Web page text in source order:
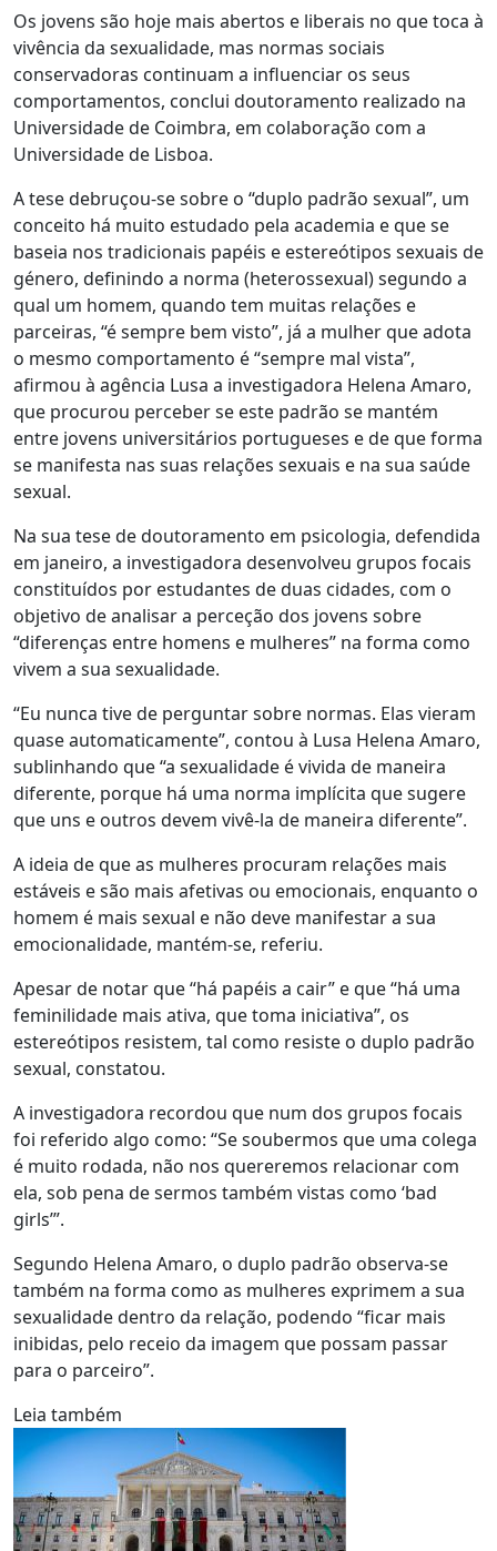
Os jovens são hoje mais abertos e liberais no que toca à
vivência da sexualidade, mas normas sociais
conservadoras continuam a influenciar os seus
comportamentos, conclui doutoramento realizado na
Universidade de Coimbra, em colaboração com a
Universidade de Lisboa.
A tese debruçou-se sobre o “duplo padrão sexual”, um
conceito há muito estudado pela academia e que se
baseia nos tradicionais papéis e estereótipos sexuais de
género, definindo a norma (heterossexual) segundo a
qual um homem, quando tem muitas relações e
parceiras, “é sempre bem visto”, já a mulher que adota
o mesmo comportamento é “sempre mal vista”,
afirmou à agência Lusa a investigadora Helena Amaro,
que procurou perceber se este padrão se mantém
entre jovens universitários portugueses e de que forma
se manifesta nas suas relações sexuais e na sua saúde
sexual.
Na sua tese de doutoramento em psicologia, defendida
em janeiro, a investigadora desenvolveu grupos focais
constituídos por estudantes de duas cidades, com o
objetivo de analisar a perceção dos jovens sobre
“diferenças entre homens e mulheres” na forma como
vivem a sua sexualidade.
“Eu nunca tive de perguntar sobre normas. Elas vieram
quase automaticamente”, contou à Lusa Helena Amaro,
sublinhando que “a sexualidade é vivida de maneira
diferente, porque há uma norma implícita que sugere
que uns e outros devem vivê-la de maneira diferente”.
A ideia de que as mulheres procuram relações mais
estáveis e são mais afetivas ou emocionais, enquanto o
homem é mais sexual e não deve manifestar a sua
emocionalidade, mantém-se, referiu.
Apesar de notar que “há papéis a cair” e que “há uma
feminilidade mais ativa, que toma iniciativa”, os
estereótipos resistem, tal como resiste o duplo padrão
sexual, constatou.
A investigadora recordou que num dos grupos focais
foi referido algo como: “Se soubermos que uma colega
é muito rodada, não nos quereremos relacionar com
ela, sob pena de sermos também vistas como ‘bad
girls’”.
Segundo Helena Amaro, o duplo padrão observa-se
também na forma como as mulheres exprimem a sua
sexualidade dentro da relação, podendo “ficar mais
inibidas, pelo receio da imagem que possam passar
para o parceiro”.
Leia também